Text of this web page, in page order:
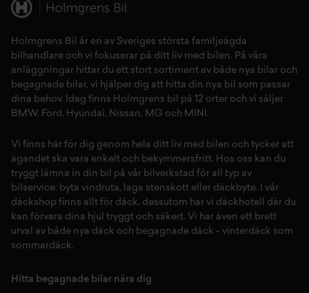
Holmgrens Bil är en av Sveriges största familjeägda
bilhandlare och vi fokuserar på ditt liv med bilen. På våra
anläggningar hittar du ett stort sortiment av både nya bilar och
begagnade bilar, vi hjälper dig att hitta din nya bil som passar
dina behov. Idag finns Holmgrens bil på 12 orter och vi säljer
BMW, Ford, Hyundai, Nissan , MG och MINI.
Vi finns här för dig genom hela ditt liv med bilen och tycker att
ägandet ska vara enkelt och bekymmersfritt. Hos oss kan du
tryggt lämna in din bil på vår bilverkstad för all typ av
bilservice: byta vindruta, laga stenskott eller däckbyte. I vår
däckshop finns allt för däck, dessutom har vi däckhotell där du
kan förvara dina hjul tryggt och säkert. Vi har även ett brett
urval av både nya däck och begagnade däck - vinterdäck som
sommardäck.
Hitta begagnade bilar nära dig